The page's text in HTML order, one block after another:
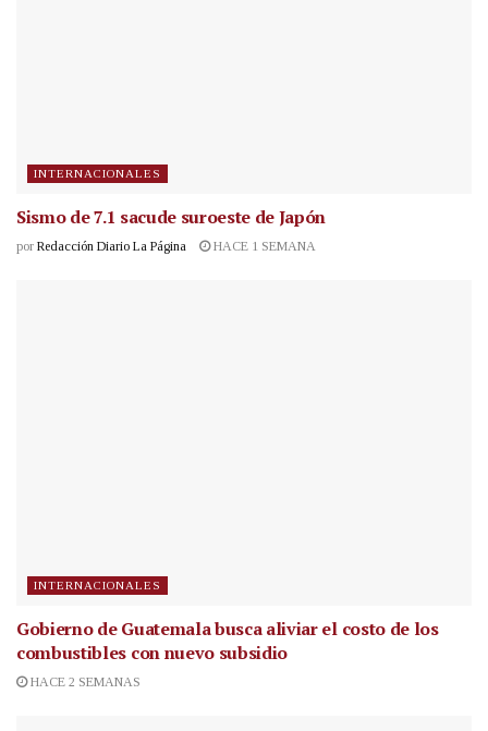
INTERNACIONALES
Sismo de 7.1 sacude suroeste de Japón
por Redacción Diario La Página HACE 1 SEMANA
INTERNACIONALES
Gobierno de Guatemala busca aliviar el costo de los
combustibles con nuevo subsidio
HACE 2 SEMANAS